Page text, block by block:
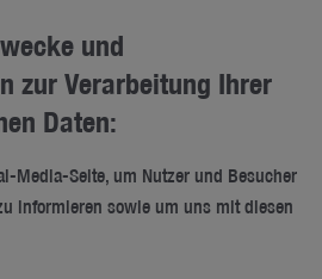
und
zur Verarbeitung Ihrer
Daten:
Media-Seite, um Nutzer und Besucher
informieren sowie um uns mit diesen